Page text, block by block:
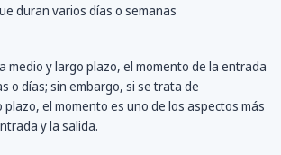
duran varios días o semanas
medio y largo plazo, el momento de la entrada
o días; sin embargo, si se trata de
el momento es uno de los aspectos más
y la salida.